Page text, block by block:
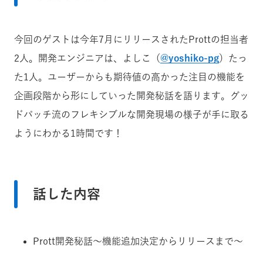
今回のゲストは今年7月にリリースされたProttの担当者
2人。開発エンジニアは、よしこ（@yoshiko-pg）たっ
た1人。ユーザーからも期待値の高かった注目の機能を
企画段階から形にしていった開発秘話を語ります。グッ
ドパッチ流のフレキシブルな開発現場の様子が手に取る
ようにわかる1時間です！
話した内容
Prott開発秘話〜機能追加決定からリリースまで〜